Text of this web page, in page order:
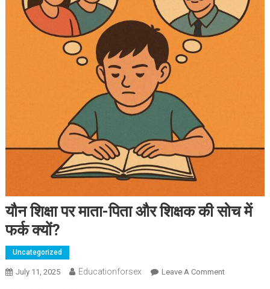
यौन शिक्षा पर माता-पिता और शिक्षक की सोच में
फर्क क्यों?
Uncategorized
July 11, 2025 Educationforsex Leave A CommentOn